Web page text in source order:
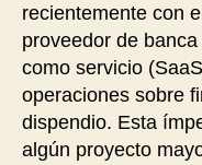
recientemente con
proveedor de
como servicio
operaciones sobre
dispendio. Esta
algún proyecto